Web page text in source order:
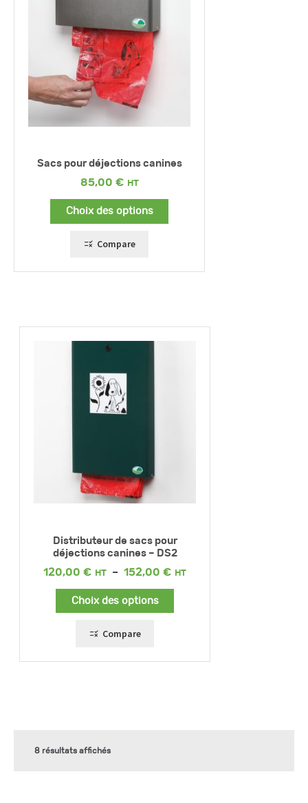
Sacs pour déjections canines
85,00 €
Choix des options
Compare
Distributeur de sacs pour
déjections canines – DS2
120,00 € – 152,00 €
Plage
Choix des options
Compare
8 résultats affichés